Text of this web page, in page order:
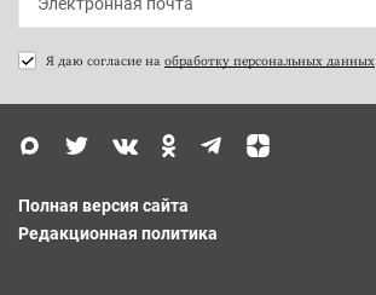
Я даю согласие на обработку персональных данных
Полная версия сайта
Редакционная политика